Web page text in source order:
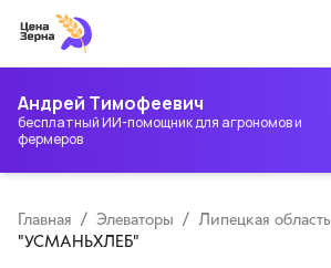
Андрей Тимофеевич
бесплатный ИИ-помощник для агрономов и
фермеров
Главная / Элеваторы / Липецкая область
"УСМАНЬХЛЕБ"